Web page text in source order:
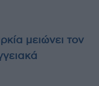
μειώνει τον